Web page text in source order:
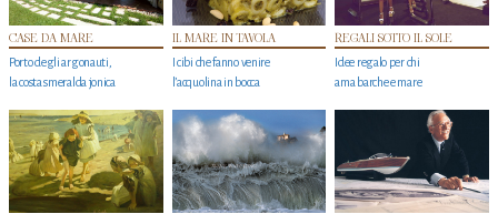
CASE DA MARE
Porto degli argonauti,
la costa smeralda jonica
IL MARE IN TAVOLA
I cibi che fanno venire
l’acquolina in bocca
REGALI SOTTO IL SOLE
Idee regalo per chi
ama barche e mare